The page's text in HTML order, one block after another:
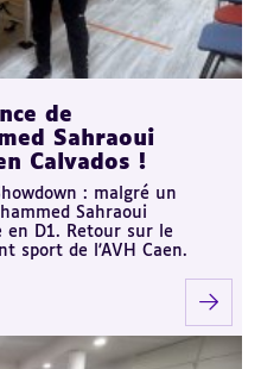
de
Sahraoui
Calvados !
: malgré un
Sahraoui
en D1. Retour sur le
sport de l'AVH Caen.